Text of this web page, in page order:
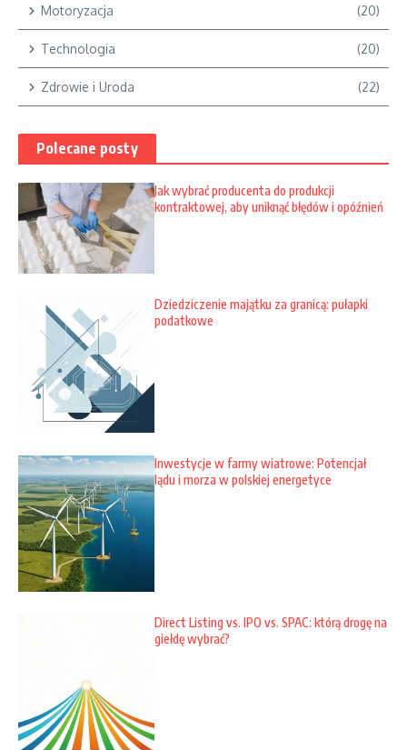
Motoryzacja (20)
Technologia (20)
Zdrowie i Uroda (22)
Polecane posty
Jak wybrać producenta do produkcji
kontraktowej, aby uniknąć błędów i opóźnień
Dziedziczenie majątku za granicą: pułapki
podatkowe
Inwestycje w farmy wiatrowe: Potencjał
lądu i morza w polskiej energetyce
Direct Listing vs. IPO vs. SPAC: którą drogę na
giełdę wybrać?